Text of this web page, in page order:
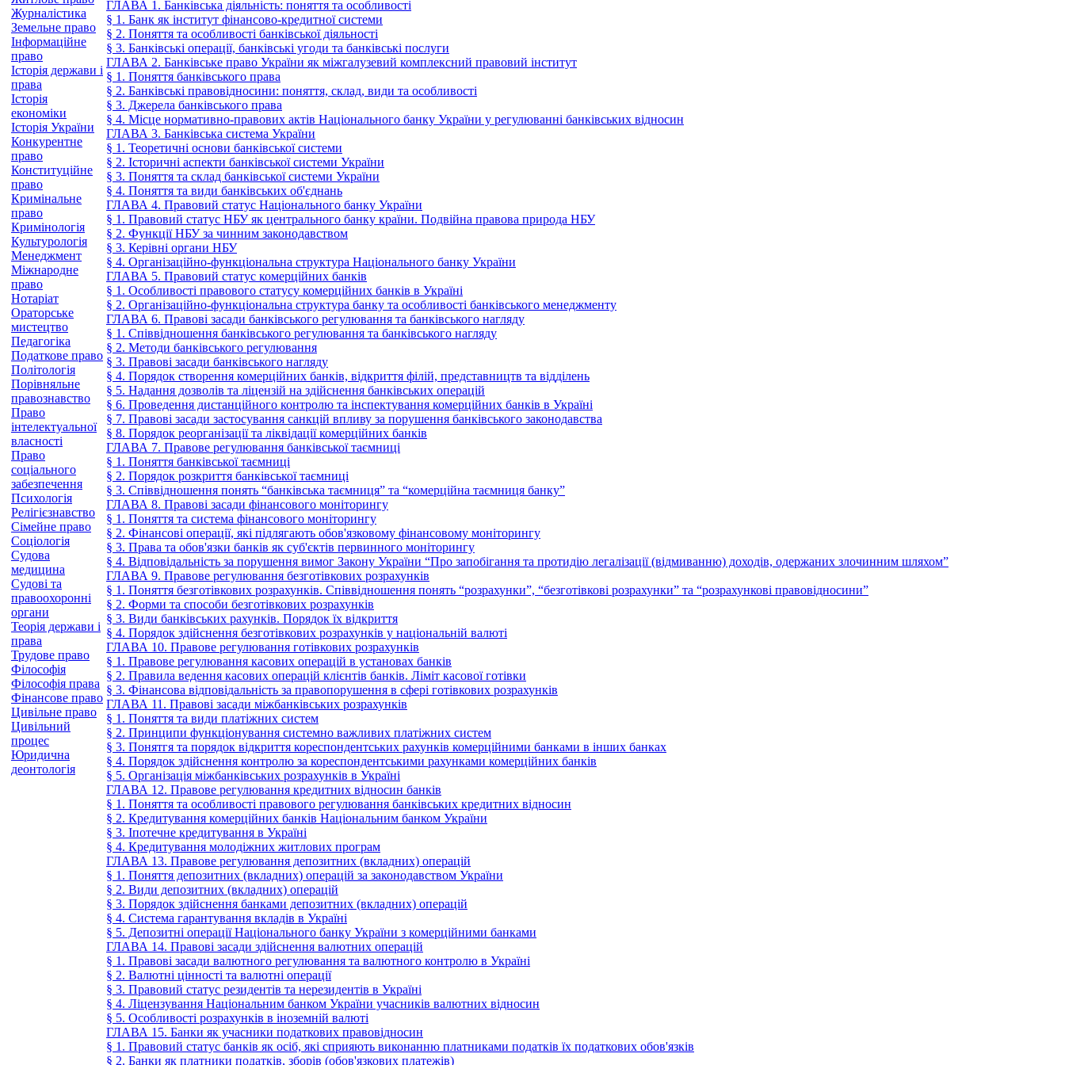
Журналістика
Земельне право
Інформаційне
право
Історія держави і
права
Історія
економіки
Історія України
Конкурентне
право
Конституційне
право
Кримінальне
право
Кримінологія
Культурологія
Менеджмент
Міжнародне
право
Нотаріат
Ораторське
мистецтво
Педагогіка
Податкове право
Політологія
Порівняльне
правознавство
Право
інтелектуальної
власності
Право
соціального
забезпечення
Психологія
Релігієзнавство
Сімейне право
Соціологія
Судова
медицина
Судові та
правоохоронні
органи
Теорія держави і
права
Трудове право
Філософія
Філософія права
Фінансове право
Цивільне право
Цивільний
процес
Юридична
деонтологія
ГЛАВА 1. Банківська діяльність: поняття та особливості
§ 1. Банк як інститут фінансово-кредитної системи
§ 2. Поняття та особливості банківської діяльності
§ 3. Банківські операції, банківські угоди та банківські послуги
ГЛАВА 2. Банківське право України як міжгалузевий комплексний правовий інститут
§ 1. Поняття банківського права
§ 2. Банківські правовідносини: поняття, склад, види та особливості
§ 3. Джерела банківського права
§ 4. Місце нормативно-правових актів Національного банку України у регулюванні банківських відносин
ГЛАВА 3. Банківська система України
§ 1. Теоретичні основи банківської системи
§ 2. Історичні аспекти банківської системи України
§ 3. Поняття та склад банківської системи України
§ 4. Поняття та види банківських об'єднань
ГЛАВА 4. Правовий статус Національного банку України
§ 1. Правовий статус НБУ як центрального банку країни. Подвійна правова природа НБУ
§ 2. Функції НБУ за чинним законодавством
§ 3. Керівні органи НБУ
§ 4. Організаційно-функціональна структура Національного банку України
ГЛАВА 5. Правовий статус комерційних банків
§ 1. Особливості правового статусу комерційних банків в Україні
§ 2. Організаційно-функціональна структура банку та особливості банківського менеджменту
ГЛАВА 6. Правові засади банківського регулювання та банківського нагляду
§ 1. Співвідношення банківського регулювання та банківського нагляду
§ 2. Методи банківського регулювання
§ 3. Правові засади банківського нагляду
§ 4. Порядок створення комерційних банків, відкриття філій, представництв та відділень
§ 5. Надання дозволів та ліцензій на здійснення банківських операцій
§ 6. Проведення дистанційного контролю та інспектування комерційних банків в Україні
§ 7. Правові засади застосування санкцій впливу за порушення банківського законодавства
§ 8. Порядок реорганізації та ліквідації комерційних банків
ГЛАВА 7. Правове регулювання банківської таємниці
§ 1. Поняття банківської таємниці
§ 2. Порядок розкриття банківської таємниці
§ 3. Співвідношення понять “банківська таємниця” та “комерційна таємниця банку”
ГЛАВА 8. Правові засади фінансового моніторингу
§ 1. Поняття та система фінансового моніторингу
§ 2. Фінансові операції, які підлягають обов'язковому фінансовому моніторингу
§ 3. Права та обов'язки банків як суб'єктів первинного моніторингу
§ 4. Відповідальність за порушення вимог Закону України “Про запобігання та протидію легалізації (відмиванню) доходів, одержаних злочинним шляхом”
ГЛАВА 9. Правове регулювання безготівкових розрахунків
§ 1. Поняття безготівкових розрахунків. Співвідношення понять “розрахунки”, “безготівкові розрахунки” та “розрахункові правовідносини”
§ 2. Форми та способи безготівкових розрахунків
§ 3. Види банківських рахунків. Порядок їх відкриття
§ 4. Порядок здійснення безготівкових розрахунків у національній валюті
ГЛАВА 10. Правове регулювання готівкових розрахунків
§ 1. Правове регулювання касових операцій в установах банків
§ 2. Правила ведення касових операцій клієнтів банків. Ліміт касової готівки
§ 3. Фінансова відповідальність за правопорушення в сфері готівкових розрахунків
ГЛАВА 11. Правові засади міжбанківських розрахунків
§ 1. Поняття та види платіжних систем
§ 2. Принципи функціонування системно важливих платіжних систем
§ 3. Понятгя та порядок відкриття кореспондентських рахунків комерційними банками в інших банках
§ 4. Порядок здійснення контролю за кореспондентськими рахунками комерційних банків
§ 5. Організація міжбанківських розрахунків в Україні
ГЛАВА 12. Правове регулювання кредитних відносин банків
§ 1. Поняття та особливості правового регулювання банківських кредитних відносин
§ 2. Кредитування комерційних банків Національним банком України
§ 3. Іпотечне кредитування в Україні
§ 4. Кредитування молодіжних житлових програм
ГЛАВА 13. Правове регулювання депозитних (вкладних) операцій
§ 1. Поняття депозитних (вкладних) операцій за законодавством України
§ 2. Види депозитних (вкладних) операцій
§ 3. Порядок здійснення банками депозитних (вкладних) операцій
§ 4. Система гарантування вкладів в Україні
§ 5. Депозитні операції Національного банку України з комерційними банками
ГЛАВА 14. Правові засади здійснення валютних операцій
§ 1. Правові засади валютного регулювання та валютного контролю в Україні
§ 2. Валютні цінності та валютні операції
§ 3. Правовий статус резидентів та нерезидентів в Україні
§ 4. Ліцензування Національним банком України учасників валютних відносин
§ 5. Особливості розрахунків в іноземній валюті
ГЛАВА 15. Банки як учасники податкових правовідносин
§ 1. Правовий статус банків як осіб, які сприяють виконанню платниками податків їх податкових обов'язків
§ 2. Банки як платники податків, зборів (обов'язкових платежів)